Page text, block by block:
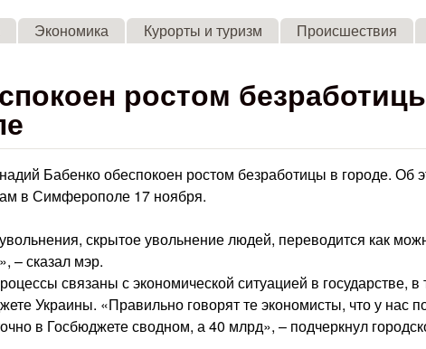
Skip to main content
Экономика Курорты и туризм Происшествия
ростом
Бабенко обеспокоен ростом безработицы в городе. Об
в Симферополе 17 ноября.
скрытое увольнение людей, переводится как
– сказал мэр.
связаны с экономической ситуацией в государстве, в
Украины. «Правильно говорят те экономисты, что у нас
в Госбюджете сводном, а 40 млрд», – подчеркнул